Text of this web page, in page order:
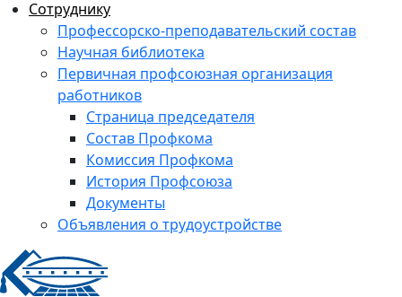
Сотруднику
Профессорско-преподавательский состав
Научная библиотека
Первичная профсоюзная организация
работников
Страница председателя
Состав Профкома
Комиссия Профкома
История Профсоюза
Документы
Объявления о трудоустройстве